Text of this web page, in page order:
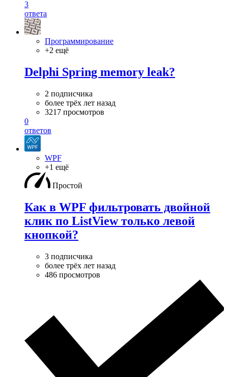
3
ответа
Программирование
+2 ещё
Delphi Spring memory leak?
2 подписчика
более трёх лет назад
3217 просмотров
0
ответов
WPF
+1 ещё
Простой
Как в WPF фильтровать двойной
клик по ListView только левой
кнопкой?
3 подписчика
более трёх лет назад
486 просмотров